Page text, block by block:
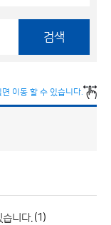
검색
이동 할 수 있습니다.
니다. (1)